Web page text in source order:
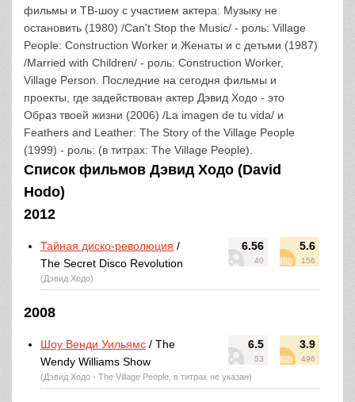
фильмы и ТВ-шоу с участием актера: Музыку не
остановить (1980) /Can't Stop the Music/ - роль: Village
People: Construction Worker и Женаты и с детьми (1987)
/Married with Children/ - роль: Construction Worker,
Village Person. Последние на сегодня фильмы и
проекты, где задействован актер Дэвид Ходо - это
Образ твоей жизни (2006) /La imagen de tu vida/ и
Feathers and Leather: The Story of the Village People
(1999) - роль: (в титрах: The Village People).
Список фильмов Дэвид Ходо (David
Hodo)
2012
6.56
40
5.6
156
Тайная диско-революция /
The Secret Disco Revolution
(Дэвид Ходо)
2008
6.5
53
3.9
496
Шоу Венди Уильямс / The
Wendy Williams Show
(Дэвид Ходо - The Village People, в титрах не указан)